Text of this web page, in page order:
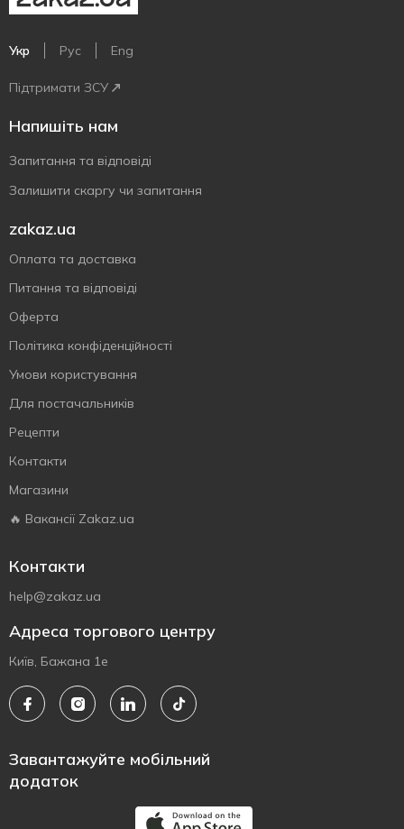
Укр Рус Eng
Підтримати ЗСУ
Напишіть нам
Запитання та відповіді
Залишити скаргу чи запитання
zakaz.ua
Оплата та доставка
Питання та відповіді
Оферта
Політика конфіденційності
Умови користування
Для постачальників
Рецепти
Контакти
Магазини
🔥 Вакансії Zakaz.ua
Контакти
help@zakaz.ua
Адреса торгового центру
Київ, Бажана 1е
Завантажуйте мобільний
додаток